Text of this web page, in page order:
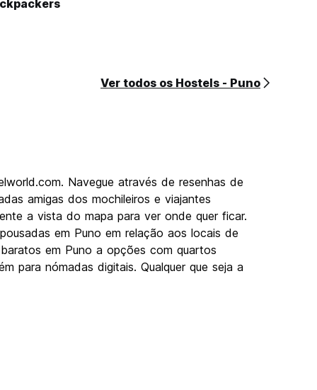
Ver todos os Hostels - Puno
Navegue através de resenhas de
amigas dos mochileiros e viajantes
a vista do mapa para ver onde quer ficar.
em Puno em relação aos locais de
em Puno a opções com quartos
para nómadas digitais. Qualquer que seja a